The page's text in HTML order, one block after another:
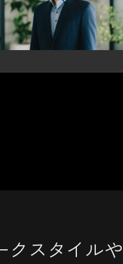
クスタイル